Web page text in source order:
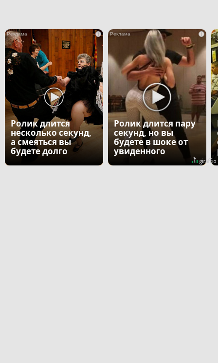
i
Ролик длится
несколько секунд,
а смеяться вы
будете долго
i
Ролик длится пару
секунд, но вы
будете в шоке от
увиденного